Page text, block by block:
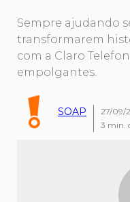
Sempre ajudando
transformarem
com a Claro
empolgantes.
SOAP
27/09/
3 min.